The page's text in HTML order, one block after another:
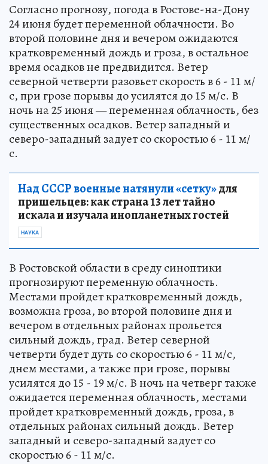
Согласно прогнозу, погода в Ростове-на-Дону
24 июня будет переменной облачности. Во
второй половине дня и вечером ожидаются
кратковременный дождь и гроза, в остальное
время осадков не предвидится. Ветер
северной четверти разовьет скорость в 6 - 11 м/
с, при грозе порывы до усилятся до 15 м/с. В
ночь на 25 июня — переменная облачность, без
существенных осадков. Ветер западный и
северо-западный задует со скоростью 6 - 11 м/
с.
Над СССР военные натянули «сетку»для
пришельцев: как страна 13 лет тайно
искала и изучала инопланетных гостей
НАУКА
В Ростовской области в среду синоптики
прогнозируют переменную облачность.
Местами пройдет кратковременный дождь,
возможна гроза, во второй половине дня и
вечером в отдельных районах прольется
сильный дождь, град. Ветер северной
четверти будет дуть со скоростью 6 - 11 м/с,
днем местами, а также при грозе, порывы
усилятся до 15 - 19 м/с. В ночь на четверг также
ожидается переменная облачность, местами
пройдет кратковременный дождь, гроза, в
отдельных районах сильный дождь. Ветер
западный и северо-западный задует со
скоростью 6 - 11 м/с.